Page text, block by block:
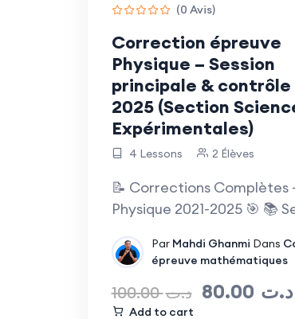
(0 Avis)
Correction épreuve
Physique – Session
principale & contrôle
2025 (Section
Expérimentales)
4 Lessons 2 Élèves
📝 Corrections Complètes
Physique 2021-2025 🎯 📚
Par Mahdi Ghanmi Dans
épreuve mathématiques
100.00د.ت 80.00 د.ت
Add to cart